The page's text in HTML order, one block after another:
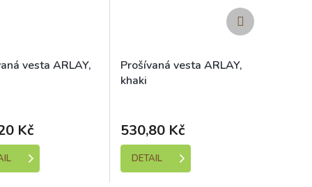
vesta ARLAY,
Kč
Prošívaná vesta ARLAY,
khaki
530,80 Kč
DETAIL
Další
produkt